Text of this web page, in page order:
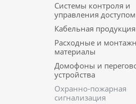
Системы контроля и
управления доступом
Кабельная продукция
Расходные и
материалы
Домофоны и
устройства
Охранно-пожарная
сигнализация